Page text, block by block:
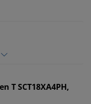
T SCT18XA4PH,